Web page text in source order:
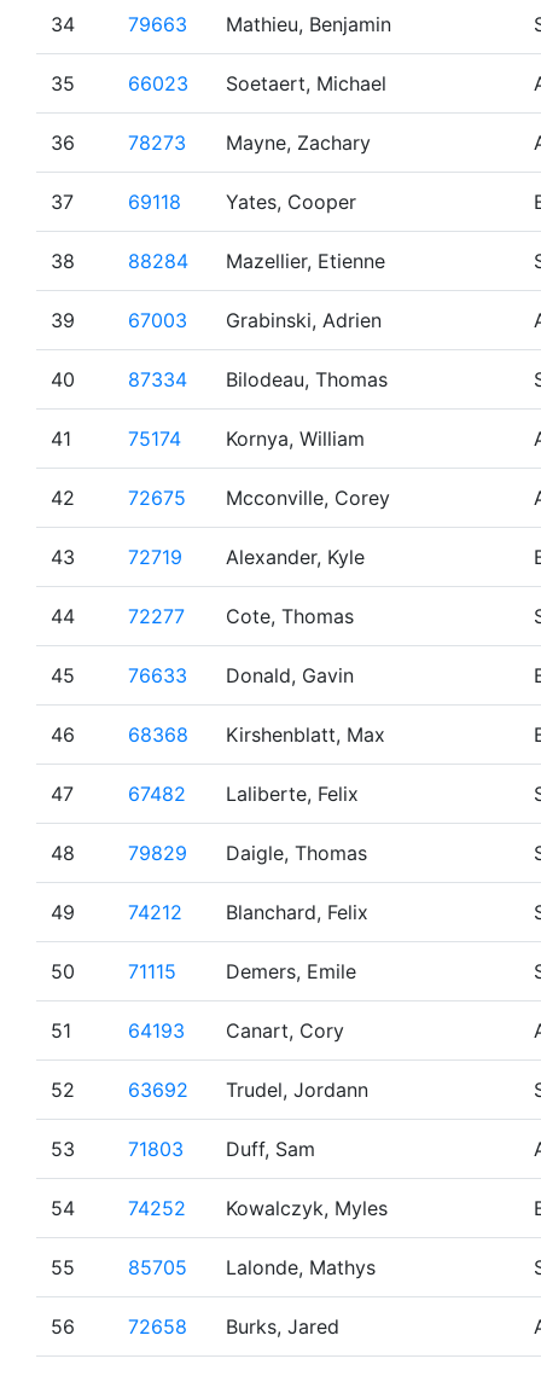
34 79663 Mathieu, Benjamin
35 66023 Soetaert, Michael
36 78273 Mayne, Zachary
37 69118 Yates, Cooper
38 88284 Mazellier, Etienne
39 67003 Grabinski, Adrien
40 87334 Bilodeau, Thomas
41 75174 Kornya, William
42 72675 Mcconville, Corey
43 72719 Alexander, Kyle
44 72277 Cote, Thomas
45 76633 Donald, Gavin
46 68368 Kirshenblatt, Max
47 67482 Laliberte, Felix
48 79829 Daigle, Thomas
49 74212 Blanchard, Felix
50 71115 Demers, Emile
51 64193 Canart, Cory
52 63692 Trudel, Jordann
53 71803 Duff, Sam
54 74252 Kowalczyk, Myles
55 85705 Lalonde, Mathys
56 72658 Burks, Jared